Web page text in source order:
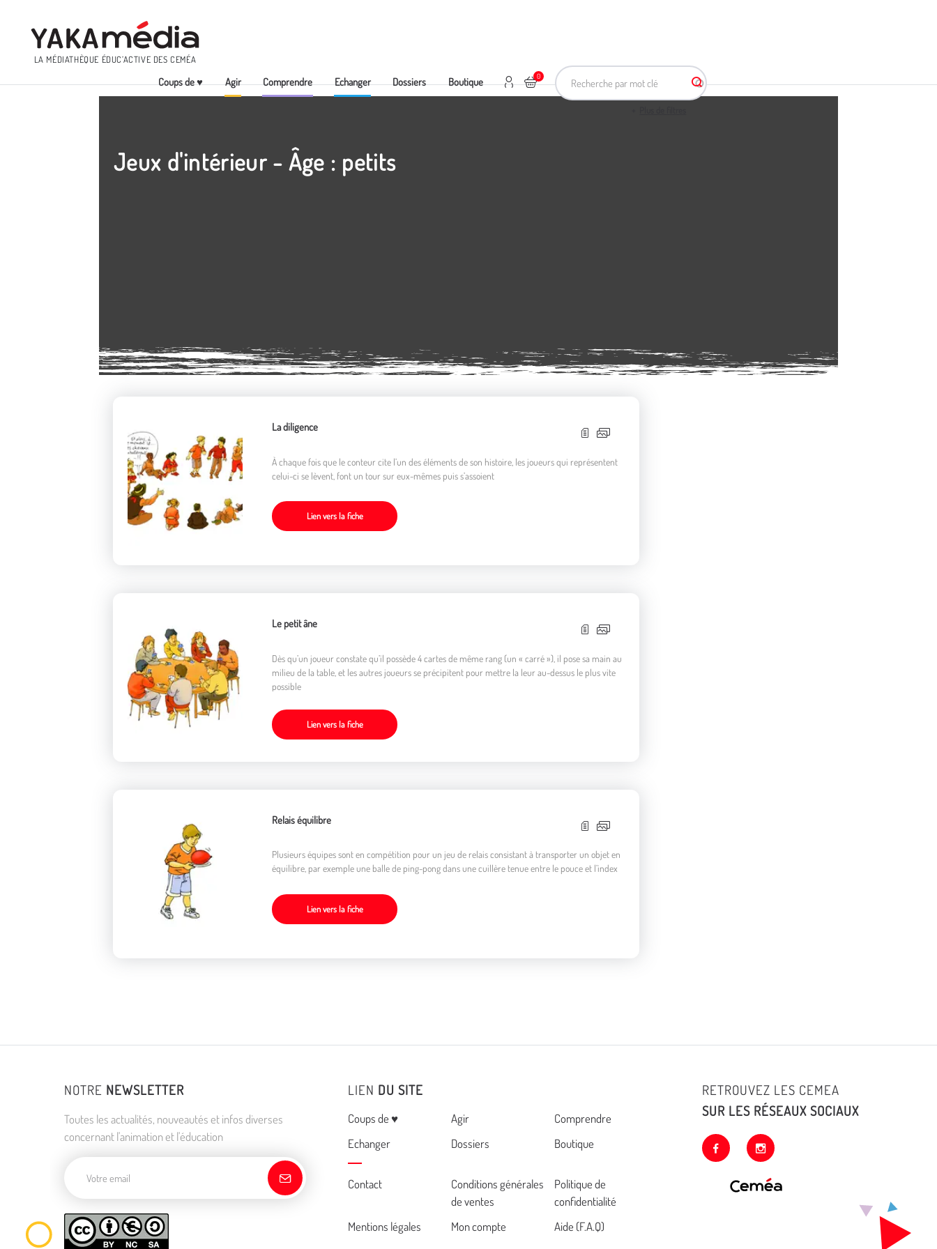
LA MÉDIATHÈQUE ÉDUC’ACTIVE DES CEMÉA
Recherche par mot clé
Menu
Coups de ♥ Agir Comprendre Echanger Dossiers Boutique 0
Ajouter au panier
Mon compte
Jeux d'intérieur - Âge : petits
La diligence
À chaque fois que le conteur cite l’un des éléments de son histoire, les joueurs qui représentent
celui-ci se lèvent, font un tour sur eux-mêmes puis s’assoient
Lien vers la fiche
Le petit âne
Dès qu’un joueur constate qu’il possède 4 cartes de même rang (un « carré »), il pose sa main au
milieu de la table, et les autres joueurs se précipitent pour mettre la leur au-dessus le plus vite
possible
Lien vers la fiche
Relais équilibre
Plusieurs équipes sont en compétition pour un jeu de relais consistant à transporter un objet en
équilibre, par exemple une balle de ping-pong dans une cuillère tenue entre le pouce et l’index
Lien vers la fiche
NOTRE NEWSLETTER
Toutes les actualités, nouveautés et infos diverses
concernant l'animation et l'éducation
LIEN DU SITE
Menu
Coups de ♥ Agir
Comprendre
Echanger
Dossiers Boutique
Cemea
footer
Contact
Conditions générales
de ventes
Politique de
confidentialité
Mentions légales
Mon compte Aide (F.A.Q)
RETROUVEZ LES CEMEA
SUR LES RÉSEAUX SOCIAUX
facebook instagram